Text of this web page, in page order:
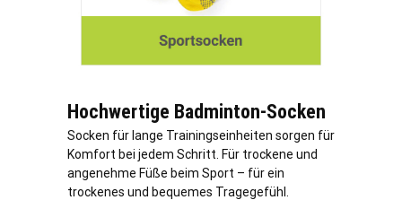
Hochwertige Badminton-Socken
Socken für lange Trainingseinheiten sorgen für
Komfort bei jedem Schritt. Für trockene und
angenehme Füße beim Sport – für ein
trockenes und bequemes Tragegefühl.